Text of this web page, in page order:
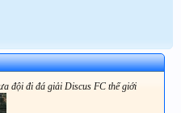
đội đi đá giải Discus FC thế giới